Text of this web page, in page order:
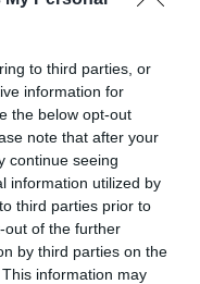
to third parties, or
information for
the below opt-out
note that after your
continue seeing
information utilized by
third parties prior to
out of the further
by third parties on the
information may